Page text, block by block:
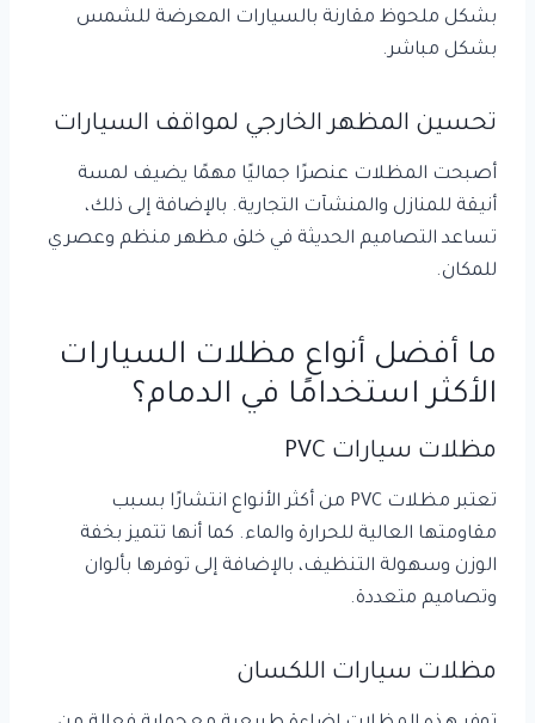
بشكل ملحوظ مقارنة بالسيارات المعرضة للشمس
بشكل مباشر.
تحسين المظهر الخارجي لمواقف السيارات
أصبحت المظلات عنصرًا جماليًا مهمًا يضيف لمسة
أنيقة للمنازل والمنشآت التجارية. بالإضافة إلى ذلك،
تساعد التصاميم الحديثة في خلق مظهر منظم وعصري
للمكان.
ما أفضل أنواع مظلات السيارات
الأكثر استخدامًا في الدمام؟
مظلات سيارات PVC
تعتبر مظلات PVC من أكثر الأنواع انتشارًا بسبب
مقاومتها العالية للحرارة والماء. كما أنها تتميز بخفة
الوزن وسهولة التنظيف، بالإضافة إلى توفرها بألوان
وتصاميم متعددة.
مظلات سيارات اللكسان